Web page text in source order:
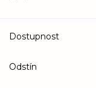
Dostupnost
Odstín